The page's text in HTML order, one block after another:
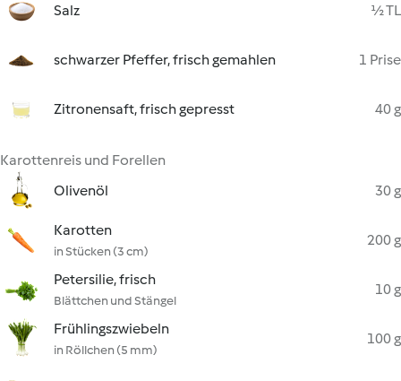
Salz ½ TL
schwarzer Pfeffer, frisch gemahlen 1 Prise
Zitronensaft, frisch gepresst 40 g
Karottenreis und Forellen
Olivenöl
30 g
Karotten
in Stücken (3 cm)
200 g
Petersilie, frisch
Blättchen und Stängel
10 g
Frühlingszwiebeln
in Röllchen (5 mm)
100 g